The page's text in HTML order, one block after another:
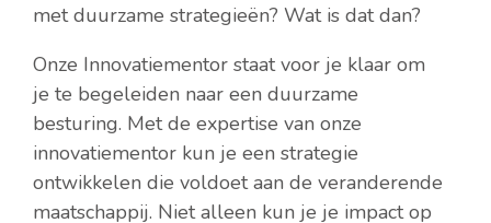
met duurzame strategieën? Wat is dat dan?
Onze Innovatiementor staat voor je klaar om
je te begeleiden naar een duurzame
besturing. Met de expertise van onze
innovatiementor kun je een strategie
ontwikkelen die voldoet aan de veranderende
maatschappij. Niet alleen kun je je impact op